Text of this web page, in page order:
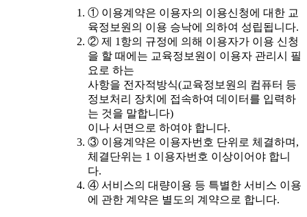
① 이용계약은 이용자의 이용신청에 대한 교
육정보원의 이용 승낙에 의하여 성립됩니다.
② 제 1항의 규정에 의해 이용자가 이용 신청
을 할 때에는 교육정보원이 이용자 관리시 필
요로 하는
사항을 전자적방식(교육정보원의 컴퓨터 등
정보처리 장치에 접속하여 데이터를 입력하
는 것을 말합니다)
이나 서면으로 하여야 합니다.
③ 이용계약은 이용자번호 단위로 체결하며,
체결단위는 1 이용자번호 이상이어야 합니
다.
④ 서비스의 대량이용 등 특별한 서비스 이용
에 관한 계약은 별도의 계약으로 합니다.